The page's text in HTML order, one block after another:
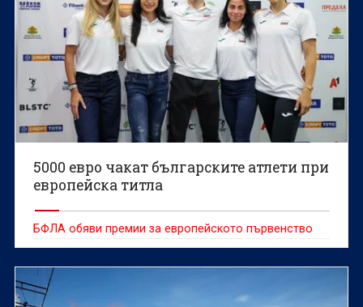
5000 евро чакат българските атлети при
европейска титла
БФЛА обяви премии за европейското първенство